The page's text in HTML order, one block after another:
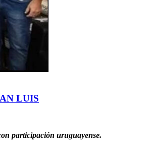
LUIS
participación uruguayense.